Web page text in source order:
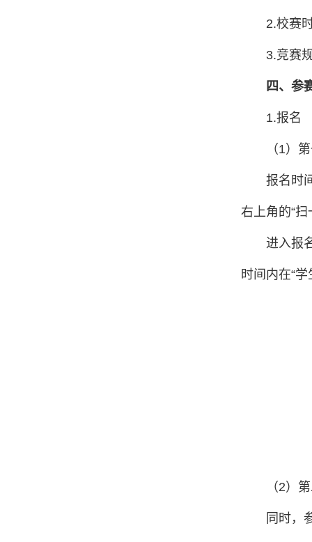
2.校赛
3.竞赛
四、 参
1.报名
（1）
报名时
右上角的“
进入报
时间内在“
（2）
同时，